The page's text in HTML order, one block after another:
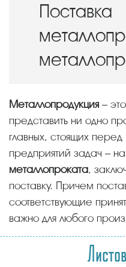
Поставка
Металлопродукция –
представить ни одно
главных, стоящих перед
предприятий задач –
металлопроката,
поставку. Причем
соответствующие
важно для любого